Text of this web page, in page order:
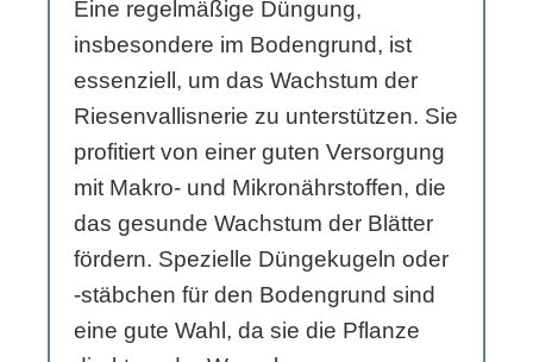
Eine regelmäßige Düngung,
insbesondere im Bodengrund, ist
essenziell, um das Wachstum der
Riesenvallisnerie zu unterstützen. Sie
profitiert von einer guten Versorgung
mit Makro- und Mikronährstoffen, die
das gesunde Wachstum der Blätter
fördern. Spezielle Düngekugeln oder
-stäbchen für den Bodengrund sind
eine gute Wahl, da sie die Pflanze